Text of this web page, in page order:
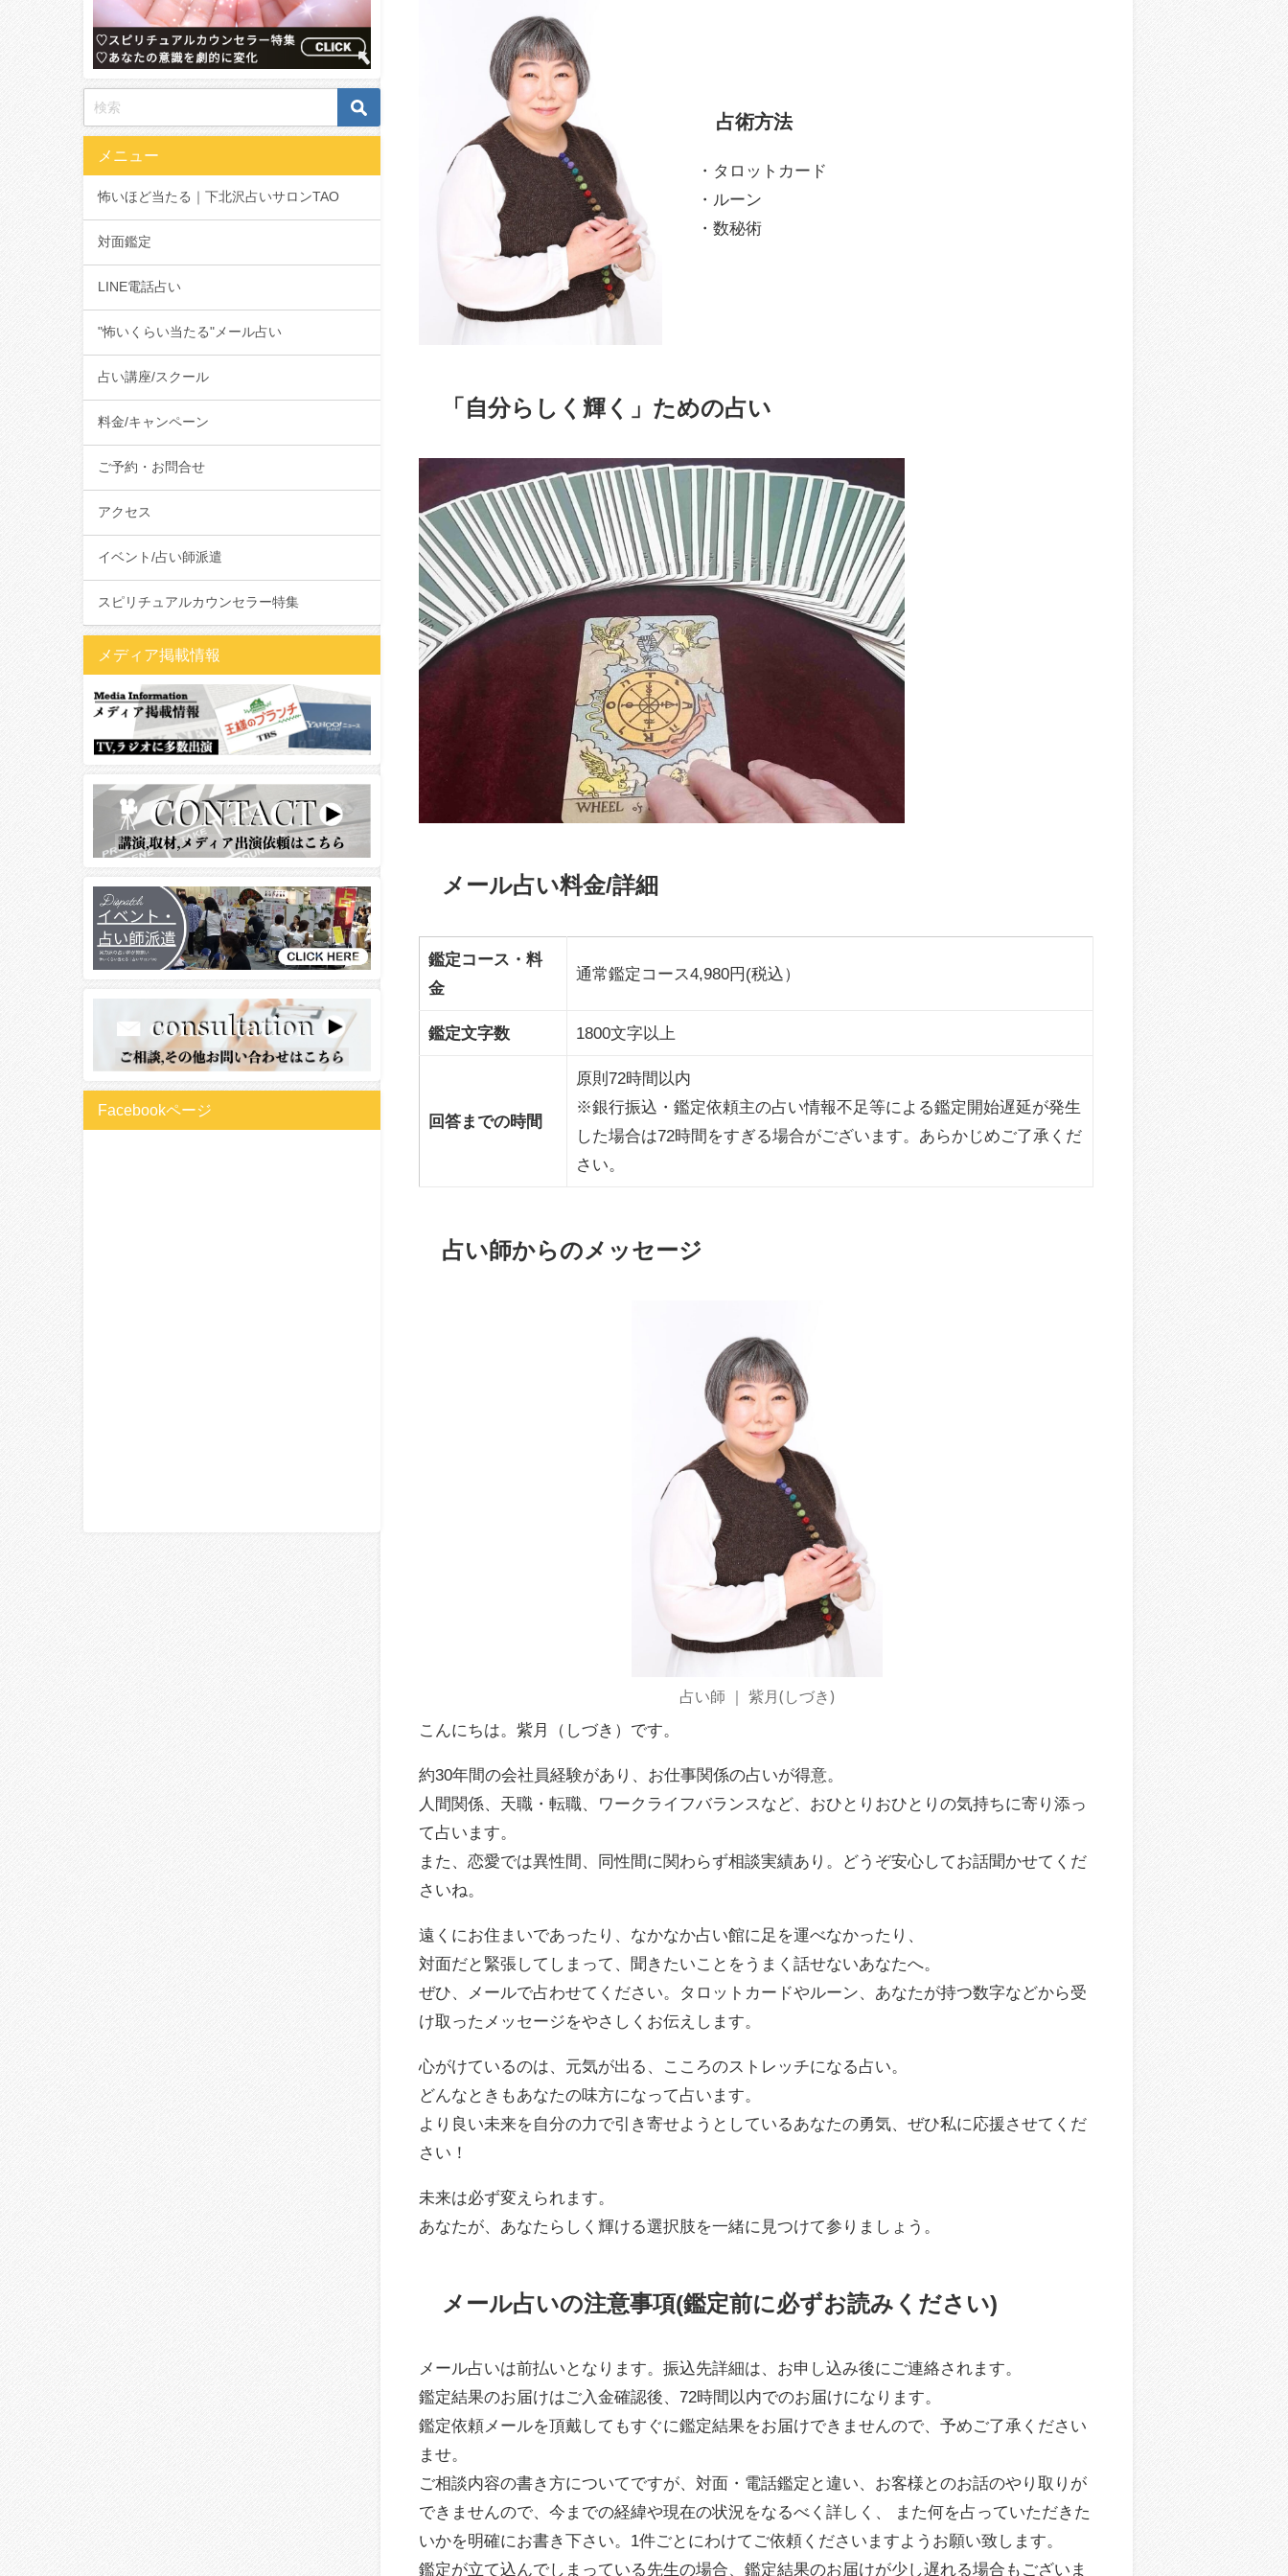
占術方法
・タロットカード
・ルーン
・数秘術
「自分らしく輝く」ための占い
メール占い料金/詳細
鑑定コース・料
金
通常鑑定コース4,980円(税込）
鑑定文字数 1800文字以上
回答までの時間
原則72時間以内
※銀行振込・鑑定依頼主の占い情報不足等による鑑定開始遅延が発生
した場合は72時間をすぎる場合がございます。あらかじめご了承くだ
さい。
占い師からのメッセージ
占い師 ｜ 紫月(しづき)
こんにちは。紫月（しづき）です。
約30年間の会社員経験があり、お仕事関係の占いが得意。
人間関係、天職・転職、ワークライフバランスなど、おひとりおひとりの気持ちに寄り添っ
て占います。
また、恋愛では異性間、同性間に関わらず相談実績あり。どうぞ安心してお話聞かせてくだ
さいね。
遠くにお住まいであったり、なかなか占い館に足を運べなかったり、
対面だと緊張してしまって、聞きたいことをうまく話せないあなたへ。
ぜひ、メールで占わせてください。タロットカードやルーン、あなたが持つ数字などから受
け取ったメッセージをやさしくお伝えします。
心がけているのは、元気が出る、こころのストレッチになる占い。
どんなときもあなたの味方になって占います。
より良い未来を自分の力で引き寄せようとしているあなたの勇気、ぜひ私に応援させてくだ
さい！
未来は必ず変えられます。
あなたが、あなたらしく輝ける選択肢を一緒に見つけて参りましょう。
メール占いの注意事項(鑑定前に必ずお読みください)
メール占いは前払いとなります。振込先詳細は、お申し込み後にご連絡されます。
鑑定結果のお届けはご入金確認後、72時間以内でのお届けになります。
鑑定依頼メールを頂戴してもすぐに鑑定結果をお届けできませんので、予めご了承ください
ませ。
ご相談内容の書き方についてですが、対面・電話鑑定と違い、お客様とのお話のやり取りが
できませんので、今までの経緯や現在の状況をなるべく詳しく、 また何を占っていただきた
いかを明確にお書き下さい。1件ごとにわけてご依頼くださいますようお願い致します。
鑑定が立て込んでしまっている先生の場合、鑑定結果のお届けが少し遅れる場合もございま
メニュー
怖いほど当たる｜下北沢占いサロンTAO
対面鑑定
LINE電話占い
"怖いくらい当たる"メール占い
占い講座/スクール
料金/キャンペーン
ご予約・お問合せ
アクセス
イベント/占い師派遣
スピリチュアルカウンセラー特集
メディア掲載情報
Facebookページ